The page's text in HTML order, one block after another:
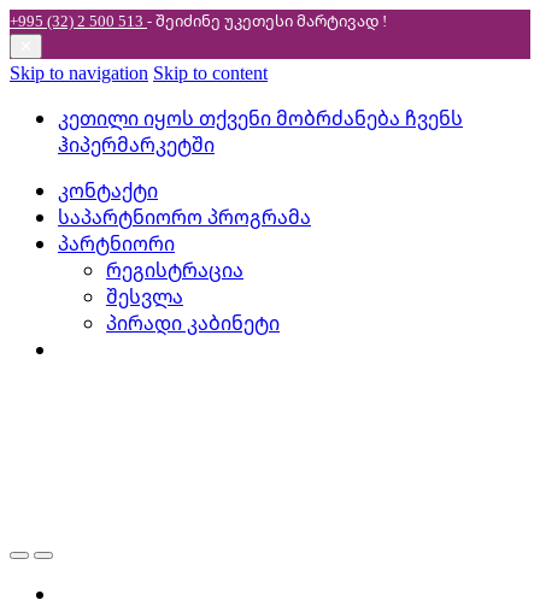
+995 (32) 2 500 513 - შეიძინე უკეთესიმარტივად !
Skip to navigation Skip to content
კეთილი იყოს თქვენი მობრძანება ჩვენს
ჰიპერმარკეტში
კონტაქტი
საპარტნიორო პროგრამა
პარტნიორი
რეგისტრაცია
შესვლა
პირადი კაბინეტი